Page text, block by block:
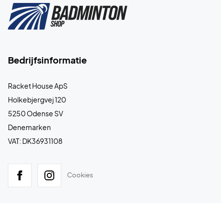
Bedrijfsinformatie
Racket House ApS
Holkebjergvej 120
5250 Odense SV
Denemarken
VAT: DK36931108
Cookies